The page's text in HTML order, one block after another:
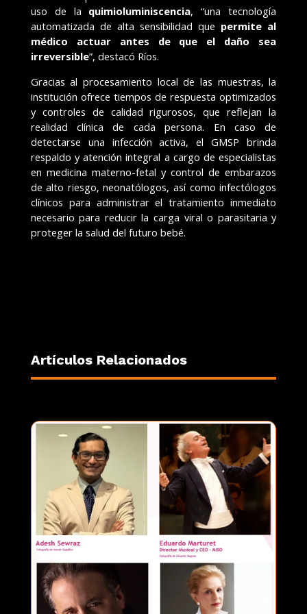
uso de la quimioluminiscencia, “una tecnología
automatizada de alta sensibilidad que permite al
médico actuar antes de que el daño sea
irreversible”, destacó Ríos.
Gracias al procesamiento local de las muestras, la
institución ofrece tiempos de respuesta optimizados
y controles de calidad rigurosos, que reflejan la
realidad clínica de cada persona. En caso de
detectarse una infección activa, el GMSP brinda
respaldo y atención integral a cargo de especialistas
en medicina materno-fetal y control de embarazos
de alto riesgo, neonatólogos, así como infectólogos
clínicos para administrar el tratamiento inmediato
necesario para reducir la carga viral o parasitaria y
proteger la salud del futuro bebé.
Artículos Relacionados